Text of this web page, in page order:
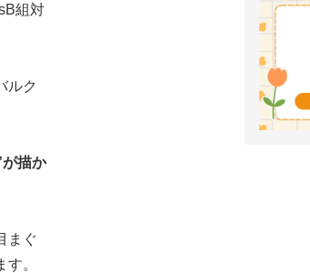
組対
ルク
が描か
まぐ
。